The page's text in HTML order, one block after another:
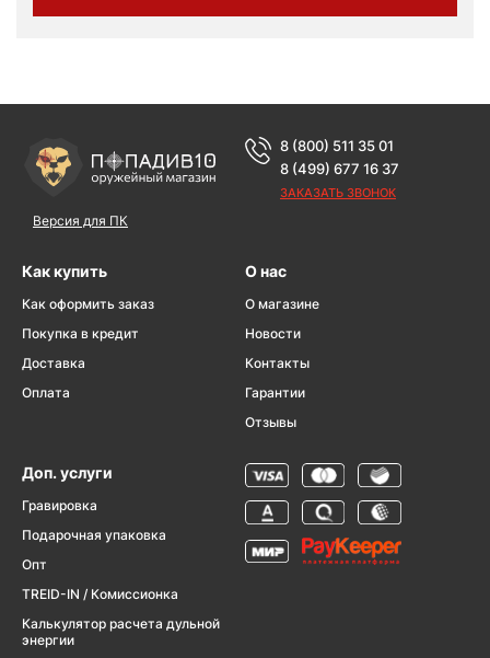
Версия для ПК
8 (800) 511 35 01
8 (499) 677 16 37
ЗАКАЗАТЬ ЗВОНОК
Как купить
Как оформить заказ
Покупка в кредит
Доставка
Оплата
О нас
О магазине
Новости
Контакты
Гарантии
Отзывы
Доп. услуги
Гравировка
Подарочная упаковка
Опт
TREID-IN / Комиссионка
Калькулятор расчета дульной
энергии